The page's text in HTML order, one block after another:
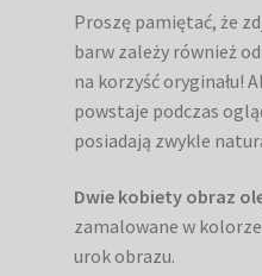
Proszę pamiętać, że
barw zależy również
na korzyść oryginału!
powstaje podczas
posiadają zwykle
Dwie kobiety obraz
zamalowane w
urok obrazu.